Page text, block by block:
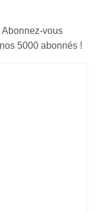
Abonnez-vous
5000 abonnés !